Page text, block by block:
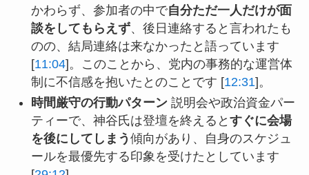
かわらず、参加者の中で自分ただ一人だけが面
談をしてもらえず、後日連絡すると言われたも
のの、結局連絡は来なかったと語っています
[11:04]。このことから、党内の事務的な運営体
制に不信感を抱いたとのことです [12:31]。
時間厳守の行動パターン説明会や政治資金パー
ティーで、神谷氏は登壇を終えると すぐに会場
を後にしてしまう 傾向があり、自身のスケジュ
ールを最優先する印象を受けたとしています